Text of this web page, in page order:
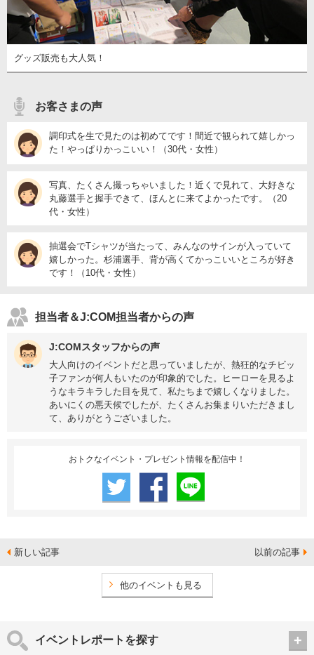
グッズ販売も大人気！
お客さまの声
調印式を生で見たのは初めてです！間近で観られて嬉しかっ
た！やっぱりかっこいい！（30代・女性）
写真、たくさん撮っちゃいました！近くで見れて、大好きな
丸藤選手と握手できて、ほんとに来てよかったです。（20
代・女性）
抽選会でTシャツが当たって、みんなのサインが入っていて
嬉しかった。杉浦選手、背が高くてかっこいいところが好き
です！（10代・女性）
担当者＆J:COM担当者からの声
J:COMスタッフからの声
大人向けのイベントだと思っていましたが、熱狂的なチビッ
子ファンが何人もいたのが印象的でした。ヒーローを見るよ
うなキラキラした目を見て、私たちまで嬉しくなりました。
あいにくの悪天候でしたが、たくさんお集まりいただきまし
て、ありがとうございました。
おトクなイベント・プレゼント情報を配信中！
新しい記事 以前の記事
他のイベントも見る
イベントレポートを探す